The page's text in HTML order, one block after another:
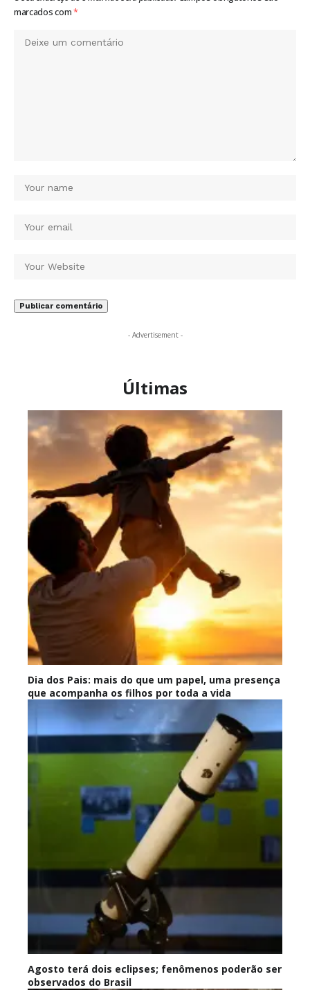
marcados com*
- Advertisement -
Últimas
Dia dos Pais: mais do que um papel, uma presença
que acompanha os filhos por toda a vida
Agosto terá dois eclipses; fenômenos poderão ser
observados do Brasil